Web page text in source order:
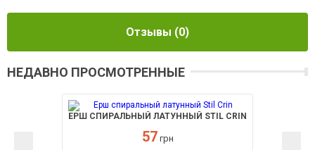
Отзывы (0)
НЕДАВНО ПРОСМОТРЕННЫЕ
ЕРШ СПИРАЛЬНЫЙ ЛАТУННЫЙ STIL CRIN
57 грн